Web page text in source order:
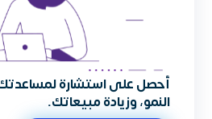
أحصل على استشارة
النمو، وزيادة مبيعاتك.